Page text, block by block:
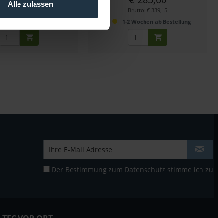
Alle zulassen
Brutto: € 339,15
1-2 Wochen ab Bestellung
Der Bestimmung zum Datenschutz stimme ich zu